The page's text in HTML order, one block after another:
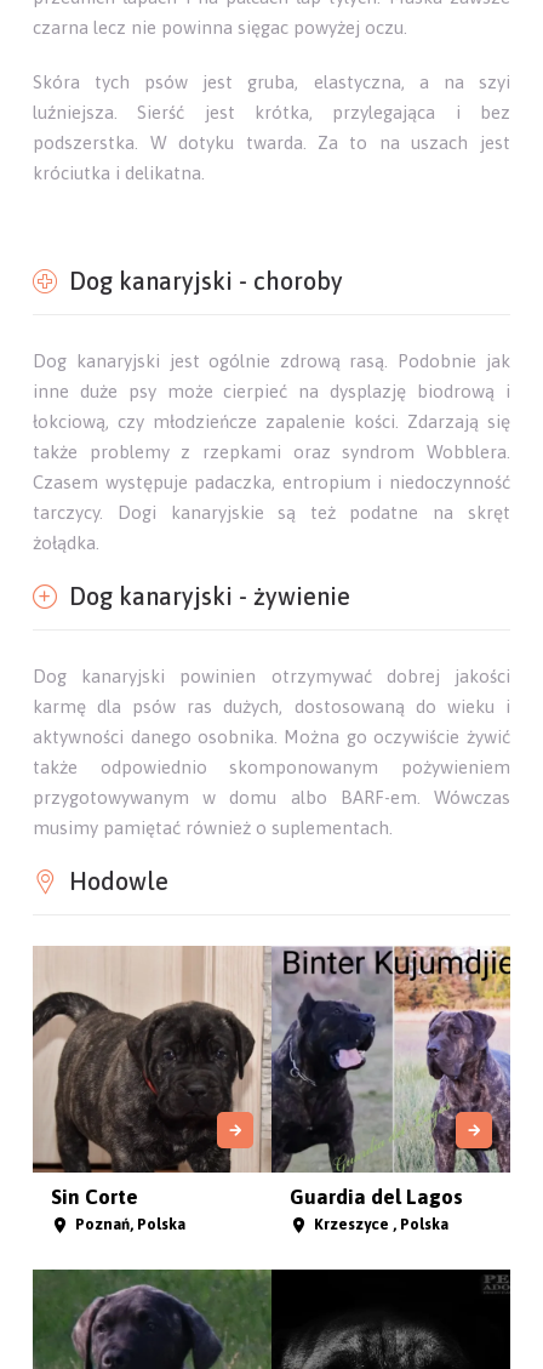
czarna lecz nie powinna sięgac powyżej oczu.
Skóra tych psów jest gruba, elastyczna, a na szyi
luźniejsza. Sierść jest krótka, przylegająca i bez
podszerstka. W dotyku twarda. Za to na uszach jest
króciutka i delikatna.
Dog kanaryjski - choroby
Dog kanaryjski jest ogólnie zdrową rasą. Podobnie jak
inne duże psy może cierpieć na dysplazję biodrową i
łokciową, czy młodzieńcze zapalenie kości. Zdarzają się
także problemy z rzepkami oraz syndrom Wobblera.
Czasem występuje padaczka, entropium i niedoczynność
tarczycy. Dogi kanaryjskie są też podatne na skręt
żołądka.
Dog kanaryjski - żywienie
Dog kanaryjski powinien otrzymywać dobrej jakości
karmę dla psów ras dużych, dostosowaną do wieku i
aktywności danego osobnika. Można go oczywiście żywić
także odpowiednio skomponowanym pożywieniem
przygotowywanym w domu albo BARF-em. Wówczas
musimy pamiętać również o suplementach.
Hodowle
Sin Corte
Poznań, Polska
Guardia del Lagos
Krzeszyce , Polska